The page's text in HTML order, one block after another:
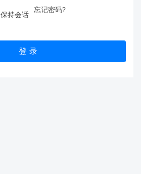
保持会话
忘记密码?
登 录